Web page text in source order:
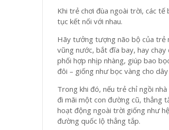
Khi trẻ chơi đùa ngoài trời, các
tục kết nối với nhau.
Hãy tưởng tượng não bộ của trẻ
vũng nước, bắt đĩa bay, hay
phối hợp nhịp nhàng, giúp bao
đôi – giống như bọc vàng cho
Trong khi đó, nếu trẻ chỉ ngồi
đi mãi một con đường cũ, thẳng
hoạt động ngoài trời giống như
đường quốc lộ thẳng tắp.